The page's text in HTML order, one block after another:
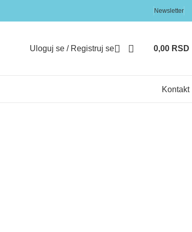
Newsletter
Uloguj se / Registruj se 0,00 RSD
Kontakt